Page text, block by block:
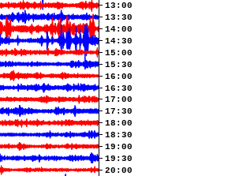
13:00
13:30
14:00
14:30
15:00
15:30
16:00
16:30
17:00
17:30
18:00
18:30
19:00
19:30
20:00